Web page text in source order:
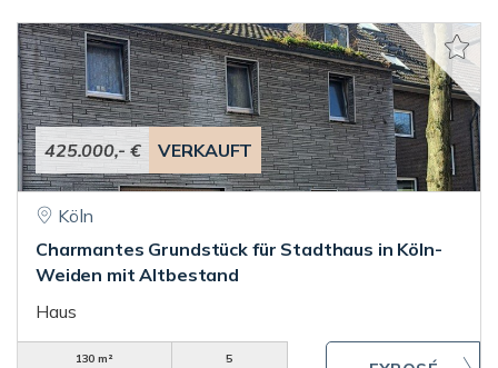
425.000,- € VERKAUFT
Köln
Charmantes Grundstück für Stadthaus in Köln-
Weiden mit Altbestand
Haus
130 m²
5